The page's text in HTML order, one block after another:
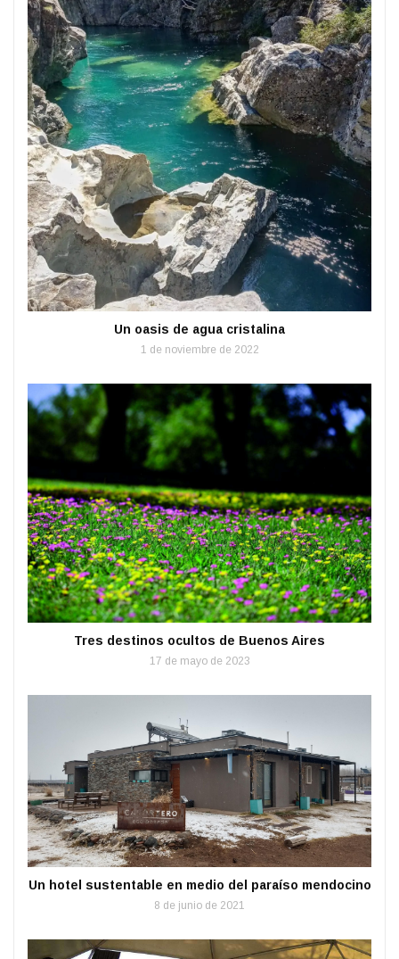
Un oasis de agua cristalina
1 de noviembre de 2022
Tres destinos ocultos de Buenos Aires
17 de mayo de 2023
Un hotel sustentable en medio del paraíso mendocino
8 de junio de 2021